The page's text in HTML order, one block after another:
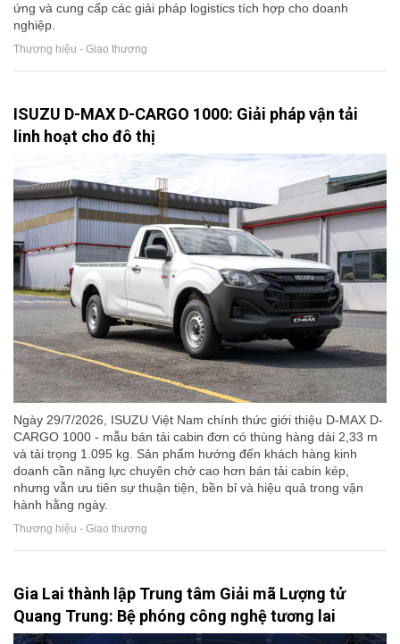
ứng và cung cấp các giải pháp logistics tích hợp cho doanh
nghiệp.
Thương hiệu - Giao thương
ISUZU D-MAX D-CARGO 1000: Giải pháp vận tải
linh hoạt cho đô thị
Ngày 29/7/2026, ISUZU Việt Nam chính thức giới thiệu D-MAX D-
CARGO 1000 - mẫu bán tải cabin đơn có thùng hàng dài 2,33 m
và tải trọng 1.095 kg. Sản phẩm hướng đến khách hàng kinh
doanh cần năng lực chuyên chở cao hơn bán tải cabin kép,
nhưng vẫn ưu tiên sự thuận tiện, bền bỉ và hiệu quả trong vận
hành hằng ngày.
Thương hiệu - Giao thương
Gia Lai thành lập Trung tâm Giải mã Lượng tử
Quang Trung: Bệ phóng công nghệ tương lai